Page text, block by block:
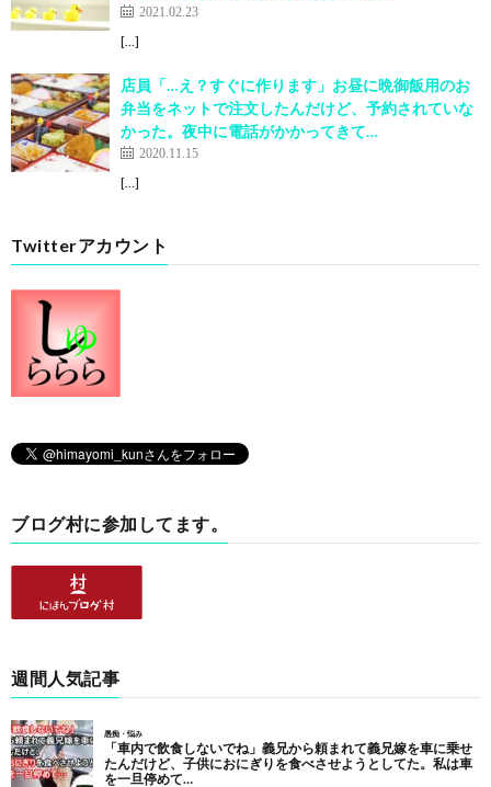
2021.02.23
[…]
店員「…え？すぐに作ります」お昼に晩御飯用のお
弁当をネットで注文したんだけど、予約されていな
かった。夜中に電話がかかってきて…
2020.11.15
[…]
Twitterアカウント
ブログ村に参加してます。
週間人気記事